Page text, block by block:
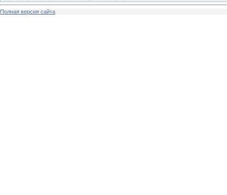
Полная версия сайта